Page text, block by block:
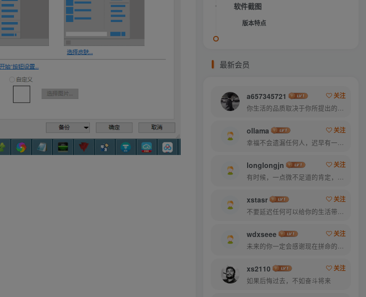
软件截图
版本特点
最新会员
a657345721
关注
你生活的品质取决于你所提出的问题
ollama
关注
幸福不会遗漏任何人，迟早有一天它会找到你
longlongjn
关注
有时候，一点微不足道的肯定，对我却意义非凡
xstasr
关注
不要延迟任何可以给你的生活带来欢笑与快乐的事情
wdxseee
关注
未来的你一定会感谢现在拼命的自己
xs2110
关注
如果后悔过去，不如奋斗将来